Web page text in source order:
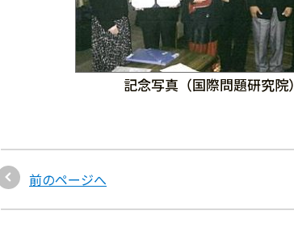
記念写真（国際問題研究院）
前のページへ